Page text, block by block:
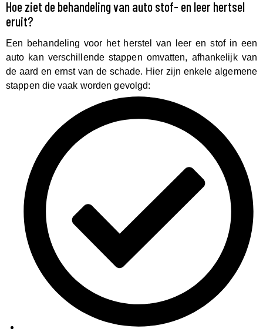
Hoe ziet de behandeling van auto stof- en leer hertsel
eruit?
Een behandeling voor het herstel van leer en stof in een
auto kan verschillende stappen omvatten, afhankelijk van
de aard en ernst van de schade. Hier zijn enkele algemene
stappen die vaak worden gevolgd: